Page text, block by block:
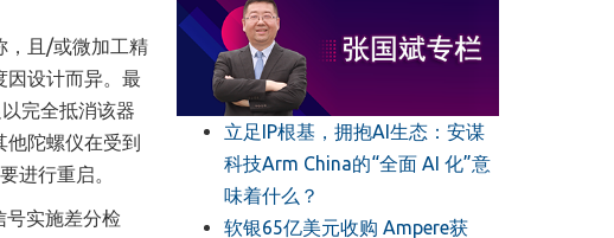
，且/或微加工精
设计而异。最
完全抵消该器
他陀螺仪在受到
进行重启。
号实施差分检
立足IP根基，拥抱AI生态：安谋
科技Arm China的“全面 AI 化”意
味着什么？
软银65亿美元收购 Ampere获